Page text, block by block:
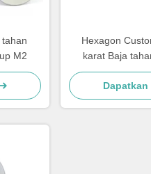
M2
Hexagon
karat Baja
Dapatkan